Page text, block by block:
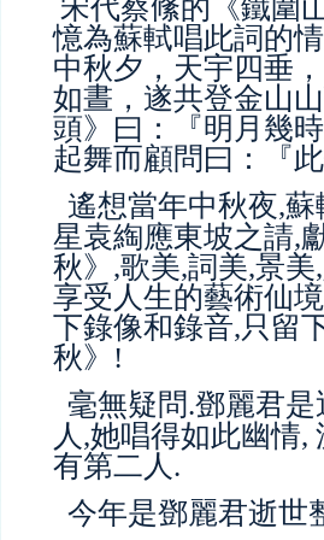
宋代蔡絛的 《鐵圍
憶為蘇軾唱此詞的
中秋夕，天宇四垂
如晝，遂共登金山
頭》曰：『明月幾
起舞而顧問曰：『
遙想當年中秋夜,蘇
星袁綯應東坡之請,
秋》,歌美,詞 美,景美,
享受 人生的藝術仙
下錄像和錄音,只 留
秋》!
毫無疑問.鄧麗君
人,她唱得如此幽情,
有第二人.
今年是鄧麗君逝世